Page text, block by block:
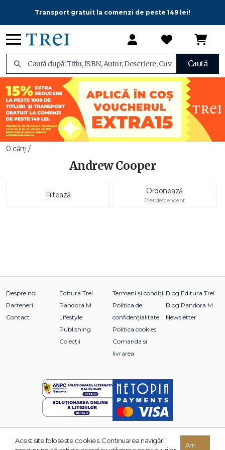
Transport gratuit la comenzi de peste 149 lei!
Caută
0 cărți /
Andrew Cooper
Filtează Ordonează
Preț descendent
Despre noi
Parteneri
Contact
Editura Trei
Pandora M
Lifestyle
Publishing
Colecții
Termeni și condiții
Politica de
confidențialitate
Politica cookies
Comanda si
livrarea
Blog Editura Trei
Blog Pandora M
Newsletter
© 2026 Grupul Editorial TREI. Toate drepturile rezervate.
Acest site foloseşte cookies. Continuarea navigării
Am